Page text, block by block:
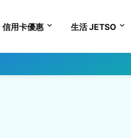
信用卡優惠 生活 JETSO